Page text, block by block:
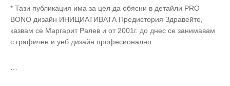
* Тази публикация има за цел да обясни в детайли PRO
BONO дизайн ИНИЦИАТИВАТА Предистория Здравейте,
казвам се Маргарит Ралев и от 2001г. до днес се занимавам
с графичен и уеб дизайн професионално.
…